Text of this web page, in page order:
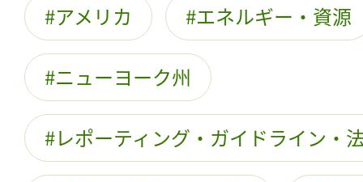
アメリカ エネルギー・資源
ニューヨーク州
レポーティング・ガイドライン・